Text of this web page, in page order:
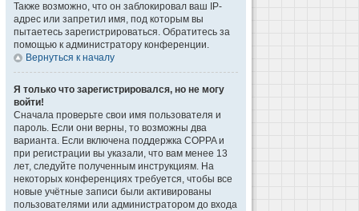
Также возможно, что он заблокировал ваш IP-
адрес или запретил имя, под которым вы
пытаетесь зарегистрироваться. Обратитесь за
помощью к администратору конференции.
Вернуться к началу
Я только что зарегистрировался, но не могу
войти!
Сначала проверьте свои имя пользователя и
пароль. Если они верны, то возможны два
варианта. Если включена поддержка COPPA и
при регистрации вы указали, что вам менее 13
лет, следуйте полученным инструкциям. На
некоторых конференциях требуется, чтобы все
новые учётные записи были активированы
пользователями или администратором до входа